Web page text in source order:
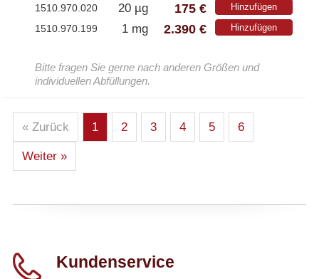
1510.970.020 20 µg 175 € Hinzufügen
1510.970.199 1 mg 2.390 € Hinzufügen
Bitte fragen Sie gerne nach anderen Größen und
individuellen Abfüllungen.
« Zurück 1 2 3 4 5 6
Weiter »
Kundenservice